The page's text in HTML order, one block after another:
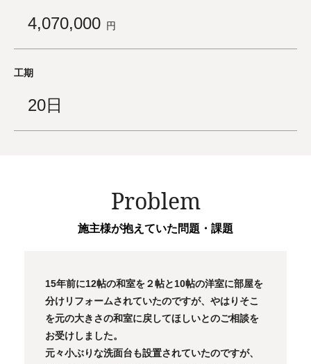
4,070,000 円
工期
20日
Problem
施主様が抱えていた問題・課題
15年前に12帖の和室を２帖と10帖の洋室に部屋を
分けリフォームされていたのですが、やはりそこ
を元の大きさの和室に戻してほしいとのご相談を
お受けしました。
元々小ぶりな洗面台も設置されていたのですが、